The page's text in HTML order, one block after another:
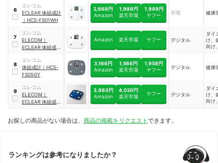
｜HCS-WFS03BK
6
エレコム
ECLEAR 体組成計
｜ HCS-FS01WH
2,669円
Amazon
1,999円
楽天市場
1,999円
ヤフー
不明 健康
7
エレコム
ELECOM ｜
ECLEAR 体組成計
Amazon 楽天市場 ヤフー デジタル
ダイ
け、
向け
8
エレコム
体組成計 ｜ HCS-
FS05GY
3,166円
Amazon
1,566円
楽天市場
1,958円
ヤフー
デジタル 健康
9
エレコム
ELECOM ｜
ECLEAR 体組成計
｜HCS-FS01XBU
3,663円
Amazon
4,020円
楽天市場
ヤフー デジタル
ダイ
け、
向け
お探しの商品がない場合は、 商品の掲載をリクエスト できます。
ランキングは参考になりましたか？